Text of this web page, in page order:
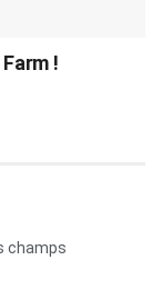
!
champs